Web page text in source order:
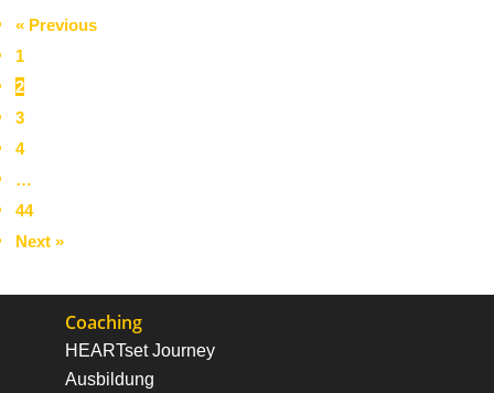
« Previous
1
2
3
4
…
44
Next »
Coaching
HEARTset Journey
Ausbildung